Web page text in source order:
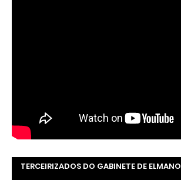
TERCEIRIZADOS DO GABINETE DE ELMANO